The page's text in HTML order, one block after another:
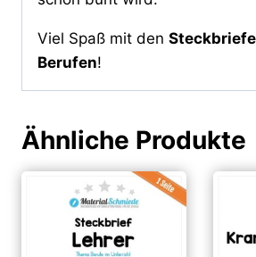
Viel Spaß mit den
Berufen!
Ähnliche Produkte